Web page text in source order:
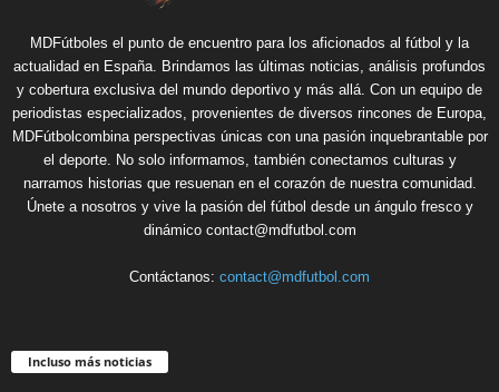
MDFútboles el punto de encuentro para los aficionados al fútbol y la
actualidad en España. Brindamos las últimas noticias, análisis profundos
y cobertura exclusiva del mundo deportivo y más allá. Con un equipo de
periodistas especializados, provenientes de diversos rincones de Europa,
MDFútbolcombina perspectivas únicas con una pasión inquebrantable por
el deporte. No solo informamos, también conectamos culturas y
narramos historias que resuenan en el corazón de nuestra comunidad.
Únete a nosotros y vive la pasión del fútbol desde un ángulo fresco y
dinámico contact@mdfutbol.com
Contáctanos: contact@mdfutbol.com
Incluso más noticias